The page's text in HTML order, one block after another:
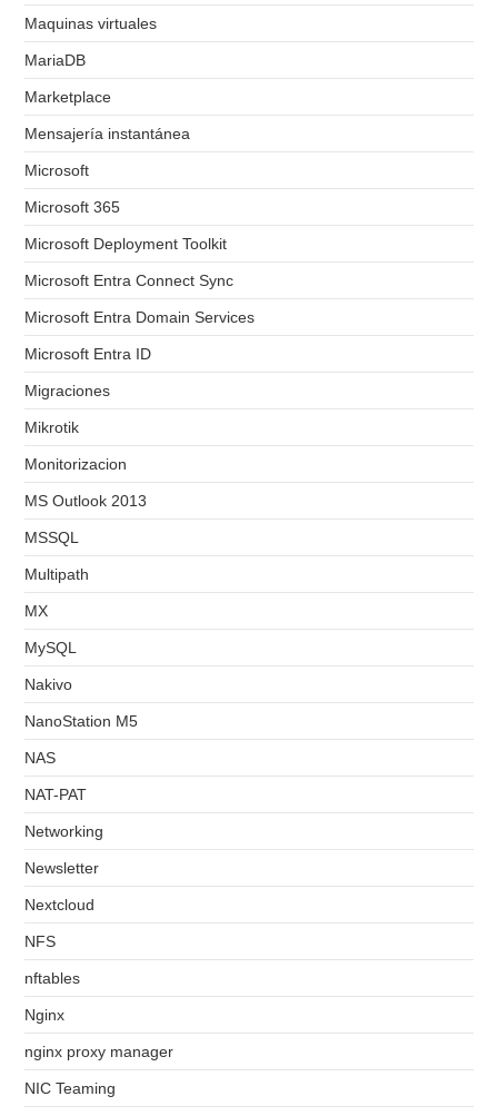
Maquinas virtuales
MariaDB
Marketplace
Mensajería instantánea
Microsoft
Microsoft 365
Microsoft Deployment Toolkit
Microsoft Entra Connect Sync
Microsoft Entra Domain Services
Microsoft Entra ID
Migraciones
Mikrotik
Monitorizacion
MS Outlook 2013
MSSQL
Multipath
MX
MySQL
Nakivo
NanoStation M5
NAS
NAT-PAT
Networking
Newsletter
Nextcloud
NFS
nftables
Nginx
nginx proxy manager
NIC Teaming